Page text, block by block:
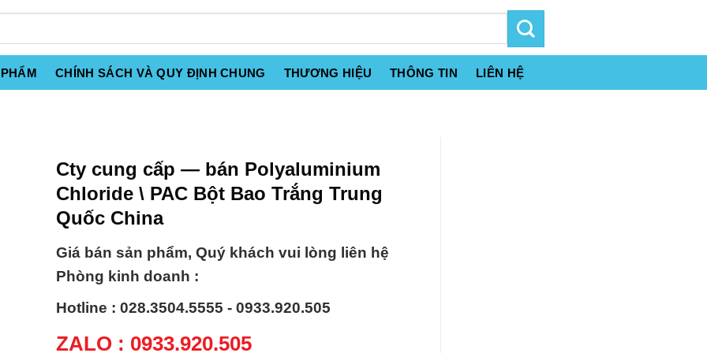
CHÍNH SÁCH VÀ QUY ĐỊNH CHUNG THƯƠNG HIỆU THÔNG TIN LIÊN HỆ
Cty cung cấp — bán Polyaluminium
Chloride \ PAC Bột Bao Trắng Trung
Quốc China
Giá bán sản phẩm, Quý khách vui lòng liên hệ
Phòng kinh doanh :
Hotline : 028.3504.5555 - 0933.920.505
ZALO : 0933.920.505